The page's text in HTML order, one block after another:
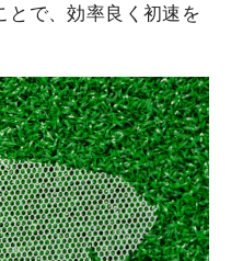
とで、効率良く初速を